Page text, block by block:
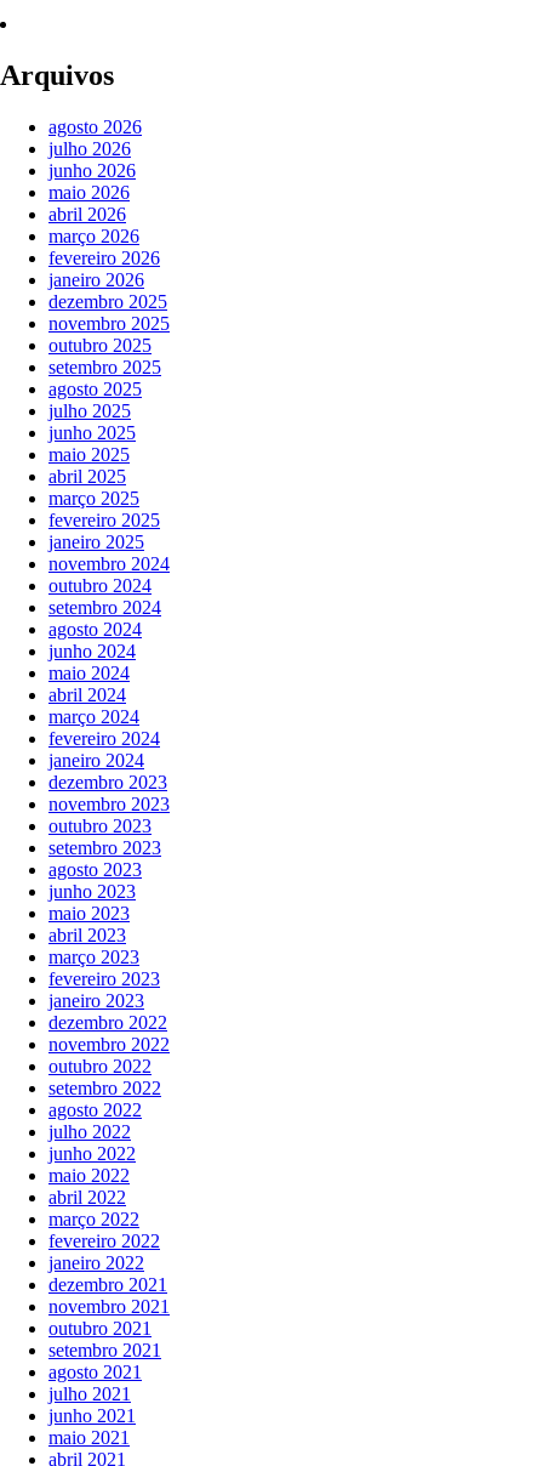
Arquivos
agosto 2026
julho 2026
junho 2026
maio 2026
abril 2026
março 2026
fevereiro 2026
janeiro 2026
dezembro 2025
novembro 2025
outubro 2025
setembro 2025
agosto 2025
julho 2025
junho 2025
maio 2025
abril 2025
março 2025
fevereiro 2025
janeiro 2025
novembro 2024
outubro 2024
setembro 2024
agosto 2024
junho 2024
maio 2024
abril 2024
março 2024
fevereiro 2024
janeiro 2024
dezembro 2023
novembro 2023
outubro 2023
setembro 2023
agosto 2023
junho 2023
maio 2023
abril 2023
março 2023
fevereiro 2023
janeiro 2023
dezembro 2022
novembro 2022
outubro 2022
setembro 2022
agosto 2022
julho 2022
junho 2022
maio 2022
abril 2022
março 2022
fevereiro 2022
janeiro 2022
dezembro 2021
novembro 2021
outubro 2021
setembro 2021
agosto 2021
julho 2021
junho 2021
maio 2021
abril 2021